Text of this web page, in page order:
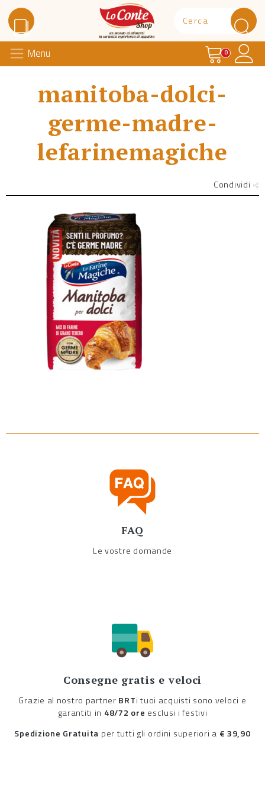
Lo Conte Shop
Menu Carrello
0
manitoba-dolci-
germe-madre-
lefarinemagiche
Condividi
FAQ
Le vostre domande
Consegne gratis e veloci
Grazie al nostro partner BRTi tuoi acquisti sono veloci e
garantiti in 48/72 ore esclusi i festivi
Spedizione Gratuita per tutti gli ordini superiori a € 39,90